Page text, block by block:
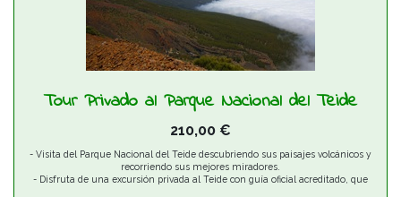
Tour Privado al Parque Nacional del Teide
210,00 €
- Visita del Parque Nacional del Teide descubriendo sus paisajes volcánicos y
recorriendo sus mejores miradores.
- Disfruta de una excursión privada al Teide con guía oficial acreditado, que